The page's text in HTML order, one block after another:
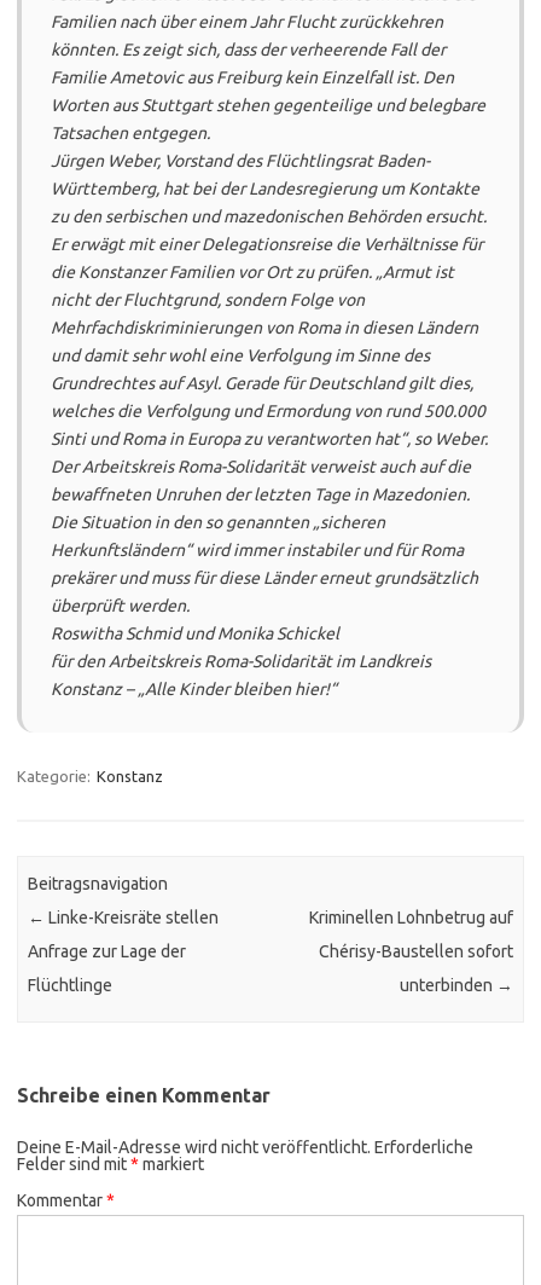
Familien nach über einem Jahr Flucht zurückkehren
könnten. Es zeigt sich, dass der verheerende Fall der
Familie Ametovic aus Freiburg kein Einzelfall ist. Den
Worten aus Stuttgart stehen gegenteilige und belegbare
Tatsachen entgegen.
Jürgen Weber, Vorstand des Flüchtlingsrat Baden-
Württemberg, hat bei der Landesregierung um Kontakte
zu den serbischen und mazedonischen Behörden ersucht.
Er erwägt mit einer Delegationsreise die Verhältnisse für
die Konstanzer Familien vor Ort zu prüfen. „Armut ist
nicht der Fluchtgrund, sondern Folge von
Mehrfachdiskriminierungen von Roma in diesen Ländern
und damit sehr wohl eine Verfolgung im Sinne des
Grundrechtes auf Asyl. Gerade für Deutschland gilt dies,
welches die Verfolgung und Ermordung von rund 500.000
Sinti und Roma in Europa zu verantworten hat“, so Weber.
Der Arbeitskreis Roma-Solidarität verweist auch auf die
bewaffneten Unruhen der letzten Tage in Mazedonien.
Die Situation in den so genannten „sicheren
Herkunftsländern“ wird immer instabiler und für Roma
prekärer und muss für diese Länder erneut grundsätzlich
überprüft werden.
Roswitha Schmid und Monika Schickel
für den Arbeitskreis Roma-Solidarität im Landkreis
Konstanz – „Alle Kinder bleiben hier!“
Kategorie: Konstanz
Beitragsnavigation
← Linke-Kreisräte stellen
Anfrage zur Lage der
Flüchtlinge
Kriminellen Lohnbetrug auf
Chérisy-Baustellen sofort
unterbinden →
Schreibe einen Kommentar
Deine E-Mail-Adresse wird nicht veröffentlicht. Erforderliche
Felder sind mit* markiert
Kommentar*